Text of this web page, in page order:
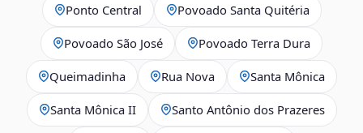
Ponto Central Povoado Santa Quitéria
Povoado São José Povoado Terra Dura
Queimadinha Rua Nova Santa Mônica
Santa Mônica II Santo Antônio dos Prazeres